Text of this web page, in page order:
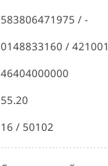
583806471975 / -
0148833160 /
46404000000
55.20
16 / 50102